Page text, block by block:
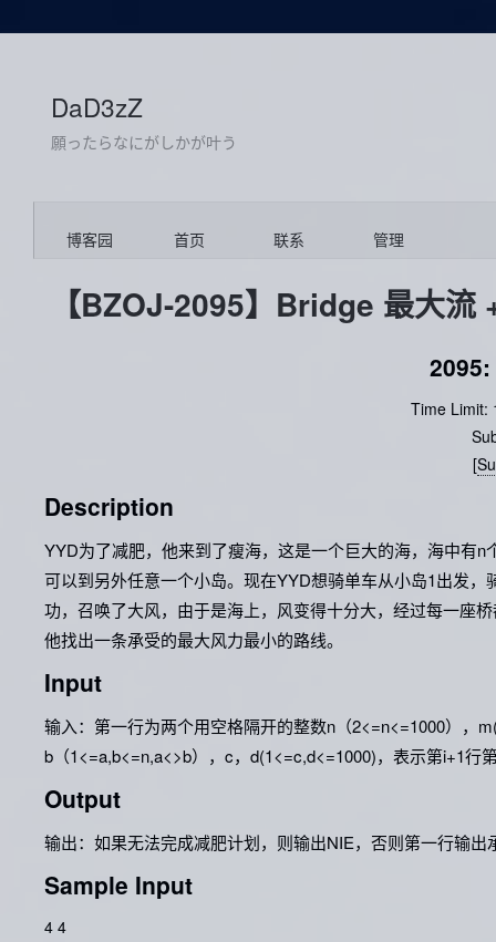
DaD3zZ
願ったらなにがしかが叶う
博客园 首页 联系 管理
【BZOJ-2095】Bridge 最大流
Time
[
Description
YYD为了减肥，他来到了瘦海，这是一个巨大的海，海中有
可以到另外任意一个小岛。现在YYD想骑单车从小岛1出发
功，召唤了大风，由于是海上，风变得十分大，经过每一座
他找出一条承受的最大风力最小的路线。
Input
输入：第一行为两个用空格隔开的整数n（2<=n<=1000），
b（1<=a,b<=n,a<>b），c，d(1<=c,d<=1000)，表示第i+1
Output
输出：如果无法完成减肥计划，则输出NIE，否则第一行输
Sample Input
4 4